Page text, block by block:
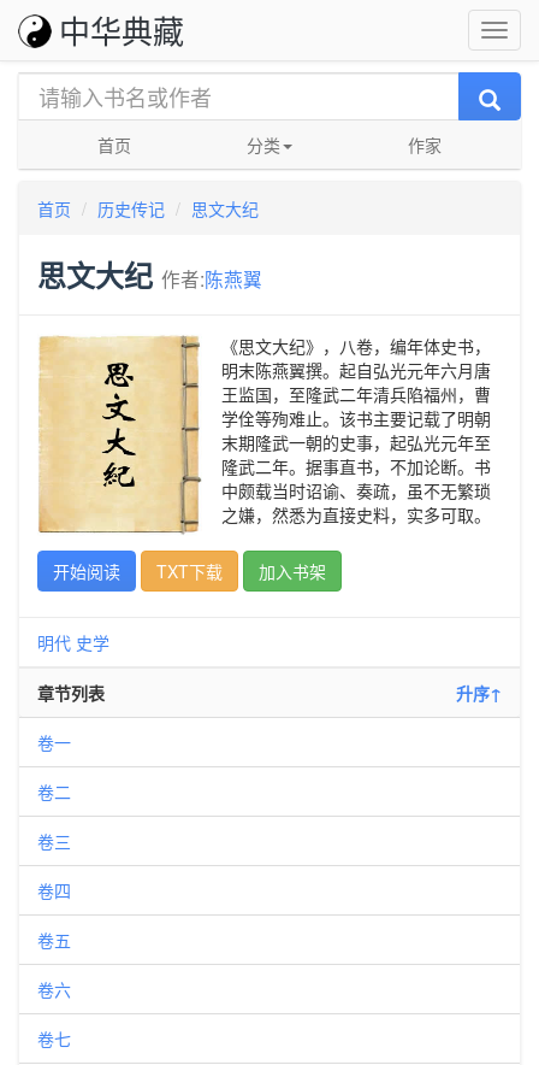
中华典藏
首页 分类 作家
首页 历史传记 思文大纪
思文大纪 作者:陈燕翼
《思文大纪》，八卷，编年体史书，
明末陈燕翼撰。起自弘光元年六月唐
王监国，至隆武二年清兵陷福州，曹
学佺等殉难止。该书主要记载了明朝
末期隆武一朝的史事，起弘光元年至
隆武二年。据事直书，不加论断。书
中颇载当时诏谕、奏疏，虽不无繁琐
之嫌，然悉为直接史料，实多可取。
开始阅读 TXT下载 加入书架
明代 史学
章节列表 升序↑
卷一
卷二
卷三
卷四
卷五
卷六
卷七